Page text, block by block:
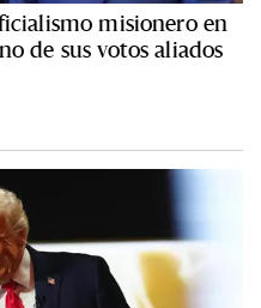
misionero en
de sus votos aliados